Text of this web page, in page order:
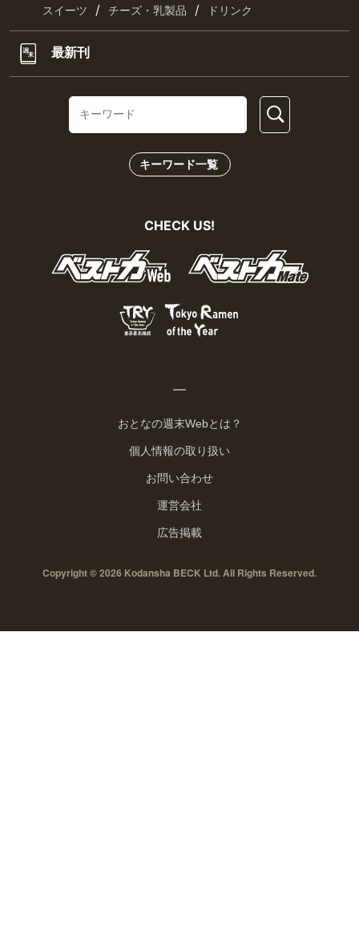
スイーツ / チーズ・乳製品 / ドリンク
最新刊
キーワード一覧
CHECK US!
おとなの週末Webとは？
個人情報の取り扱い
お問い合わせ
運営会社
広告掲載
Copyright © 2026 Kodansha BECK Ltd. All Rights Reserved.